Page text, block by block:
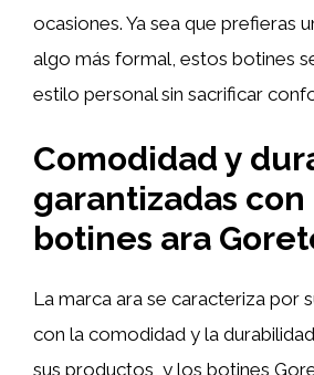
ocasiones. Ya sea que prefieras
algo más formal, estos botines
estilo personal sin sacrificar
Comodidad y
garantizadas con
botines ara
La marca ara se caracteriza por
con la comodidad y la
sus productos, y los botines